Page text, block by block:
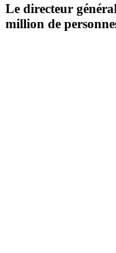
Le directeur
million de